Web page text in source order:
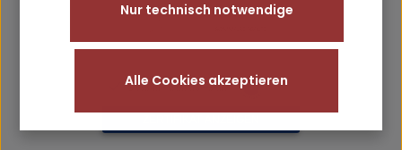
Nur technisch notwendige
Alle Cookies akzeptieren